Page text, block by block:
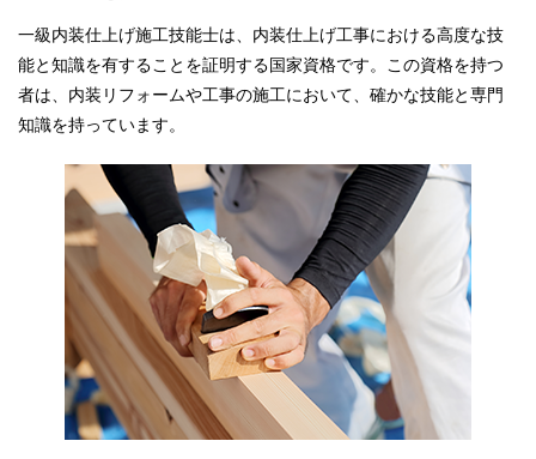
一級内装仕上げ施工技能士は、内装仕上げ工事における高度な技
能と知識を有することを証明する国家資格です。この資格を持つ
者は、内装リフォームや工事の施工において、確かな技能と専門
知識を持っています。